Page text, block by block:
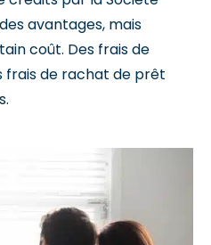
avantages, mais
coût. Des frais de
frais de rachat de prêt